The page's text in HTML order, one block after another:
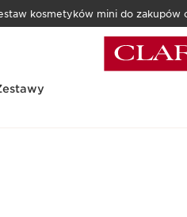
kosmetyków mini do zakupów